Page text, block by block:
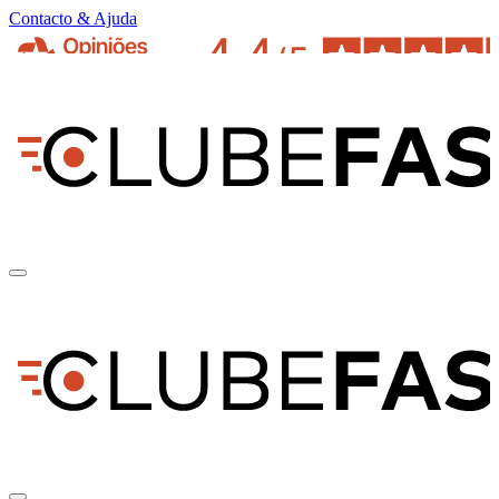
Contacto & Ajuda